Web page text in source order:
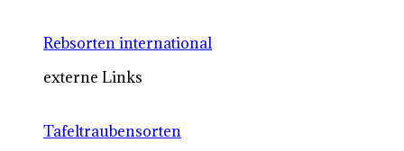
Rebsorten international
externe Links
Tafeltraubensorten